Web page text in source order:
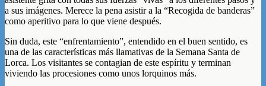
a sus imágenes. Merece la pena asistir a la “Recogida de banderas”
como aperitivo para lo que viene después.
Sin duda, este “enfrentamiento”, entendido en el buen sentido, es
una de las características más llamativas de la Semana Santa de
Lorca. Los visitantes se contagian de este espíritu y terminan
viviendo las procesiones como unos lorquinos más.